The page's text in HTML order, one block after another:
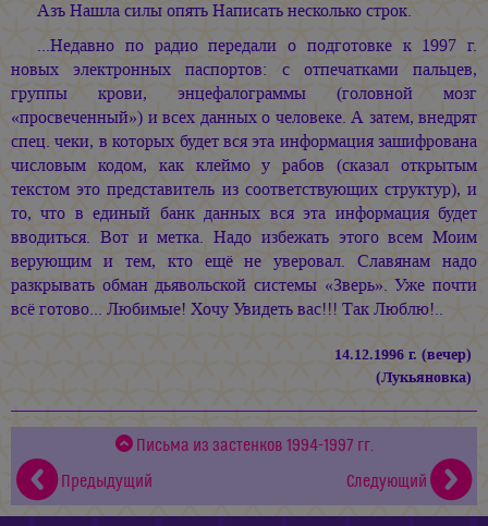
Азъ Нашла силы опять Написать несколько строк.
...Недавно по радио передали о подготовке к 1997 г.
новых электронных паспортов: с отпечатками пальцев,
группы крови, энцефалограммы (головной мозг
«просвеченный») и всех данных о человеке. А затем, внедрят
спец. чеки, в которых будет вся эта информация зашифрована
числовым кодом, как клеймо у рабов (сказал открытым
текстом это представитель из соответствующих структур), и
то, что в единый банк данных вся эта информация будет
вводиться. Вот и метка. Надо избежать этого всем Моим
верующим и тем, кто ещё не уверовал. Славянам надо
разкрывать обман дьявольской системы «Зверь». Уже почти
всё готово... Любимые! Хочу Увидеть вас!!! Так Люблю!..
14.12.1996 г. (вечер)
(Лукьяновка)
Письма из застенков 1994-1997 гг.
Предыдущий
Следующий